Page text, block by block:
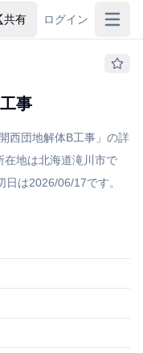
共有 ログイン
事
西団地解体B工事」の詳
在地は北海道滝川市で
は2026/06/17です。